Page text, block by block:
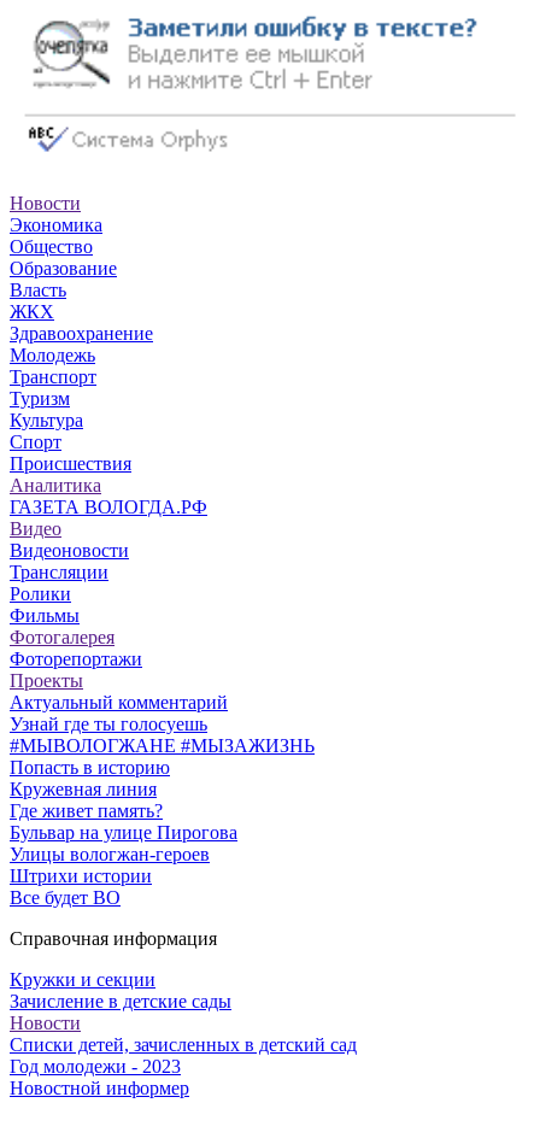
Новости
Экономика
Общество
Образование
Власть
ЖКХ
Здравоохранение
Молодежь
Транспорт
Туризм
Культура
Спорт
Происшествия
Аналитика
ГАЗЕТА ВОЛОГДА.РФ
Видео
Видеоновости
Трансляции
Ролики
Фильмы
Фотогалерея
Фоторепортажи
Проекты
Актуальный комментарий
Узнай где ты голосуешь
#МЫВОЛОГЖАНЕ #МЫЗАЖИЗНЬ
Попасть в историю
Кружевная линия
Где живет память?
Бульвар на улице Пирогова
Улицы вологжан-героев
Штрихи истории
Все будет ВО
Справочная информация
Кружки и секции
Зачисление в детские сады
Новости
Списки детей, зачисленных в детский сад
Год молодежи - 2023
Новостной информер